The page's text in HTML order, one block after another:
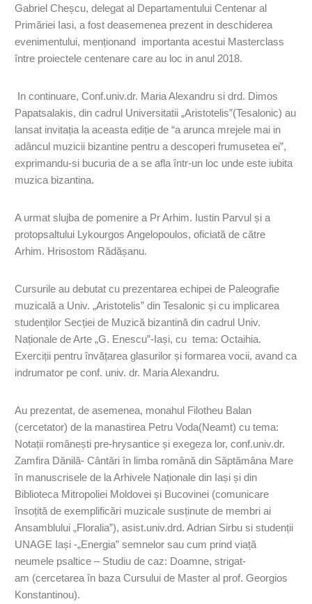
Gabriel Cheșcu, delegat al Departamentului Centenar al
Primăriei Iasi, a fost deasemenea prezent in deschiderea
evenimentului, menționand importanta acestui Masterclass
între proiectele centenare care au loc in anul 2018.
In continuare, Conf.univ.dr. Maria Alexandru si drd. Dimos
Papatsalakis, din cadrul Universitatii „Aristotelis”(Tesalonic) au
lansat invitația la aceasta ediție de “a arunca mrejele mai in
adâncul muzicii bizantine pentru a descoperi frumusetea ei”,
exprimandu-si bucuria de a se afla într-un loc unde este iubita
muzica bizantina.
A urmat slujba de pomenire a Pr Arhim. Iustin Parvul și a
protopsaltului Lykourgos Angelopoulos, oficiată de către
Arhim. Hrisostom Rădășanu.
Cursurile au debutat cu prezentarea echipei de Paleografie
muzicală a Univ. „Aristotelis” din Tesalonic și cu implicarea
studenților Secției de Muzică bizantină din cadrul Univ.
Naționale de Arte „G. Enescu”-Iași, cu tema: Octaihia.
Exerciții pentru învățarea glasurilor și formarea vocii, avand ca
indrumator pe conf. univ. dr. Maria Alexandru.
Au prezentat, de asemenea, monahul Filotheu Balan
(cercetator) de la manastirea Petru Voda(Neamt) cu tema:
Notații românești pre-hrysantice și exegeza lor, conf.univ.dr.
Zamfira Dănilă- Cântări în limba română din Săptămâna Mare
în manuscrisele de la Arhivele Naționale din Iași și din
Biblioteca Mitropoliei Moldovei și Bucovinei (comunicare
însoțită de exemplificări muzicale susținute de membri ai
Ansamblului „Floralia”), asist.univ.drd. Adrian Sirbu si studenții
UNAGE Iași -„Energia” semnelor sau cum prind viață
neumele psaltice – Studiu de caz: Doamne, strigat-
am (cercetarea în baza Cursului de Master al prof. Georgios
Konstantinou).